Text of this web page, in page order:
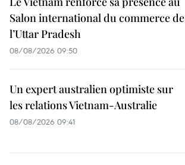
Salon international du commerce de
l’Uttar Pradesh
08/08/2026 09:50
Un expert australien optimiste sur
les relations Vietnam-Australie
08/08/2026 09:41